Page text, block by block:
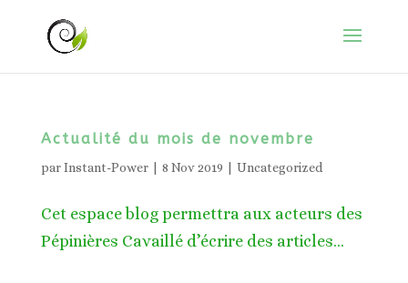
Actualité du mois de novembre
parInstant-Power| 8 Nov 2019 Uncategorized
Cet espace blog permettra aux acteurs des
Pépinières Cavaillé d’écrire des articles...